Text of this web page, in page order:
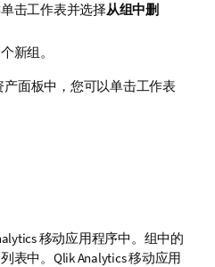
击工作表并选择从组中删
新组。
面板中，您可以单击工作表
移动应用程序中。组中的
表中。 Qlik Analytics移动应用